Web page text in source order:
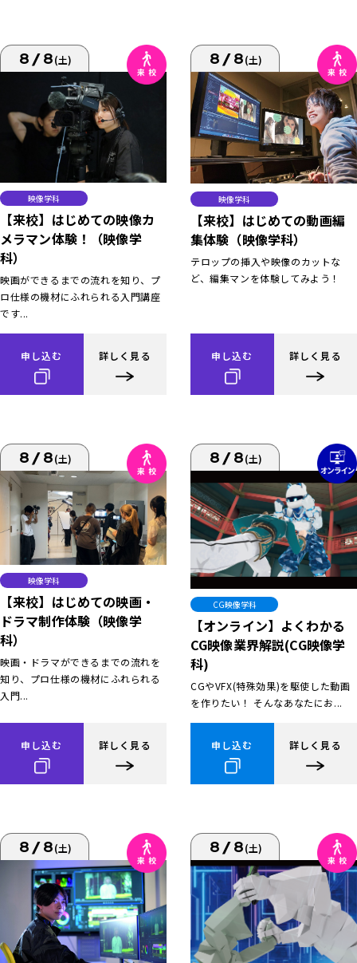
8/8(土)
映像学科
【来校】はじめての映像カ
メラマン体験！（映像学
科）
映画ができるまでの流れを知り、プ
ロ仕様の機材にふれられる入門講座
です...
申し込む 詳しく見る
8/8(土)
映像学科
【来校】はじめての動画編
集体験（映像学科）
テロップの挿入や映像のカットな
ど、編集マンを体験してみよう！
申し込む 詳しく見る
8/8(土)
映像学科
【来校】はじめての映画・
ドラマ制作体験（映像学
科）
映画・ドラマができるまでの流れを
知り、プロ仕様の機材にふれられる
入門...
申し込む 詳しく見る
8/8(土)
CG映像学科
【オンライン】よくわかる
CG映像業界解説(CG映像学
科)
CGやVFX(特殊効果)を駆使した動画
を作りたい！ そんなあなたにお...
申し込む 詳しく見る
8/8(土) 8/8(土)